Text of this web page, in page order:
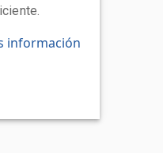
información